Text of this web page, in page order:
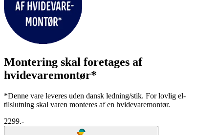
Montering skal foretages af
hvidevaremontør*
*Denne vare leveres uden dansk ledning/stik. For lovlig el-
tilslutning skal varen monteres af en hvidevaremontør.
2299.-